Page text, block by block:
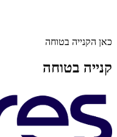
כאן הקנייה בטוחה
קנייה בטוחה